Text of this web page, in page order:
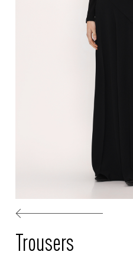
Trousers